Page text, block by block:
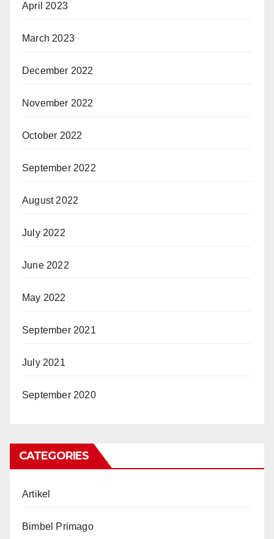
April 2023
March 2023
December 2022
November 2022
October 2022
September 2022
August 2022
July 2022
June 2022
May 2022
September 2021
July 2021
September 2020
CATEGORIES
Artikel
Bimbel Primago